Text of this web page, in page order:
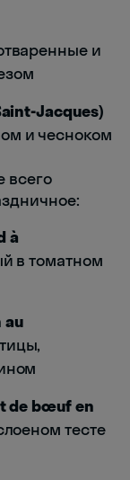
и
Jacques)
и чесноком
всего
à
в томатном
au
de bœuf en
тесте